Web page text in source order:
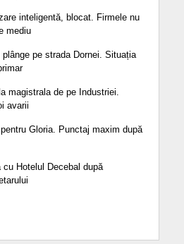
inteligentă, blocat. Firmele nu
mediu
pe strada Dornei. Situația
magistrala de pe Industriei.
avarii
Gloria. Punctaj maxim după
Hotelul Decebal după